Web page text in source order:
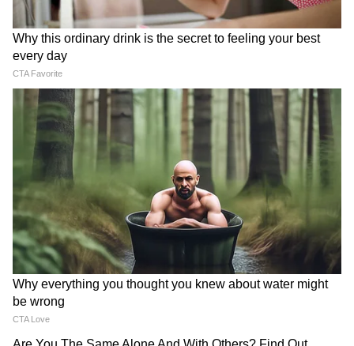
Related Articles
পশ্চিমবঙ্গ দিবসের অনুষ্ঠানে শ্যামাপ্রসাদ মুখোপাধ্যায়কে
স্মরণ মোদী ও শুভেন্দুর, তারকেশ্বরে হল বর্ণাঢ্য অনুষ্ঠান
Weather: ঝড়বৃষ্টির তাণ্ডব চলবে রবিবার পর্যন্ত!
বাংলার এই জেলাগুলিতে বৃষ্টির লাল আর কমলা
সতর্কতা জারি
পুণ্যার্থীদের দল
রাজ্যপাল সংবাদমাধ্যমের সঙ্গে কথা বলার সময়
পুণ্যার্থীদের যাত্রার শুভেচ্ছা জানান। তিনি আশা
প্রকাশ করেন, পুণ্যার্থীরা বাড়ি ফিরে সিকিমের
আতিথেয়তার কথা সকলের সঙ্গে ভাগ করে নেবেন।
পুণ্যার্থীরাও সরকারি সংস্থা এবং কর্তৃপক্ষের
ব্যবস্থাপনায় খুব খুশি। এক পুণ্যার্থী বলেন, "যাত্রাটা
দারুণ হচ্ছে। কর্তৃপক্ষ আমাদের জন্য সবকিছু খুব
PMMVY Scheme: অন্তঃসত্ত্বা
মহিলাদের জন্য ৬,০০০ টাকা!
কেন্দ্রীয় সরকারের এই স্কিমে
আবেদন করতে কী কী লাগবে?
Ticketless Travel Fine: বিনা
টিকিটে রেল সফরে জরিমানা
আজ থেকে বেড়ে যত টাকা হল